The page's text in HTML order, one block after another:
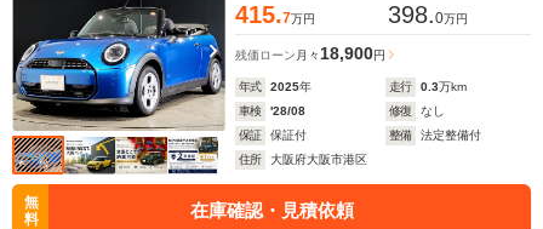
415.7万円 398.0万円
残価ローン 月々 18,900円
年式 2025年 走行 0.3万km
車検
'28/08 修復
なし
保証
保証付 整備
法定整備付
住所
大阪府大阪市港区
無
料
在庫確認・見積依頼